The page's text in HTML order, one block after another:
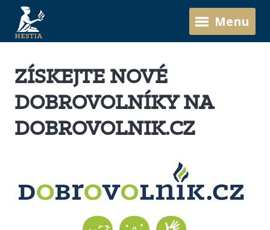
Menu
ZÍSKEJTE NOVÉ
DOBROVOLNÍKY NA
DOBROVOLNIK.CZ